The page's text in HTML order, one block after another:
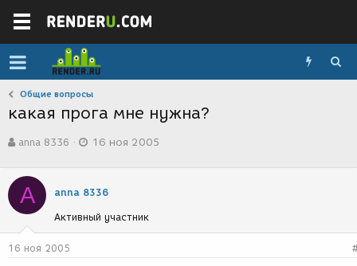
Общие вопросы
какая прога мне нужна?
в
о
р
т
е
м
ы
anna 8336
а
с
з
д
16 ноя 2005
A anna 8336
Активный участник
16 ноя 2005